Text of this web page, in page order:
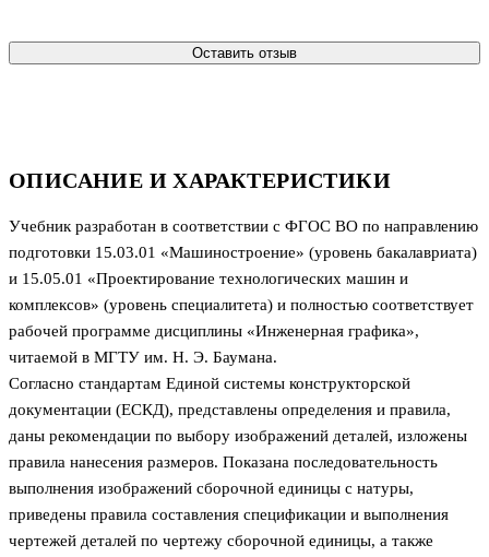
ОПИСАНИЕ И ХАРАКТЕРИСТИКИ
Учебник разработан в соответствии с ФГОС ВО по направлению
подготовки 15.03.01 «Машиностроение» (уровень бакалавриата)
и 15.05.01 «Проектирование технологических машин и
комплексов» (уровень специалитета) и полностью соответствует
рабочей программе дисциплины «Инженерная графика»,
читаемой в МГТУ им. Н. Э. Баумана.
Согласно стандартам Единой системы конструкторской
документации (ЕСКД), представлены определения и правила,
даны рекомендации по выбору изображений деталей, изложены
правила нанесения размеров. Показана последовательность
выполнения изображений сборочной единицы с натуры,
приведены правила составления спецификации и выполнения
чертежей деталей по чертежу сборочной единицы, а также
Оставить отзыв